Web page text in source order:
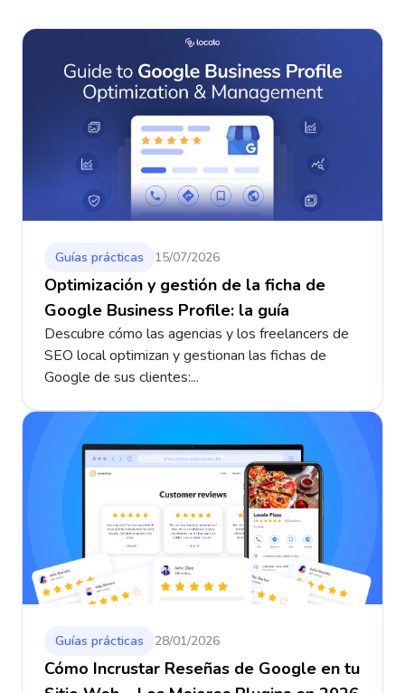
Guías prácticas 15/07/2026
Optimización y gestión de la ficha de
Google Business Profile: la guía
Descubre cómo las agencias y los freelancers de
SEO local optimizan y gestionan las fichas de
Google de sus clientes:...
Guías prácticas 28/01/2026
Cómo Incrustar Reseñas de Google en tu